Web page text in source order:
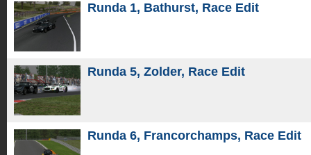
Runda 1, Bathurst, Race Edit
Runda 5, Zolder, Race Edit
Runda 6, Francorchamps, Race Edit